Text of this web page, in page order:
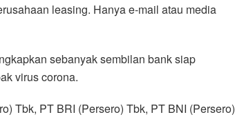
leasing. Hanya e-mail atau media
sebanyak sembilan bank siap
virus corona.
Tbk, PT BRI (Persero) Tbk, PT BNI (Persero)